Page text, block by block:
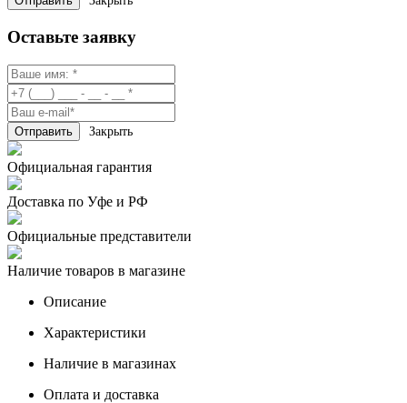
Оставьте заявку
Закрыть
Официальная гарантия
Доставка по Уфе и РФ
Официальные представители
Наличие товаров в магазине
Описание
Характеристики
Наличие в магазинах
Оплата и доставка